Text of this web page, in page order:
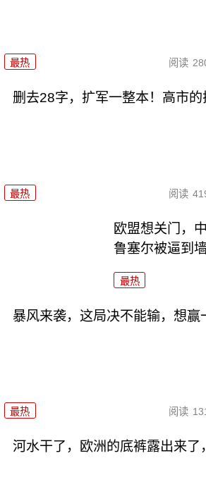
最热 阅读
删去28字，扩军一整本！高市
最热 阅读
欧盟想关门，
鲁塞尔被逼到
最热
暴风来袭，这局决不能输，想赢
最热 阅读
河水干了，欧洲的底裤露出来了